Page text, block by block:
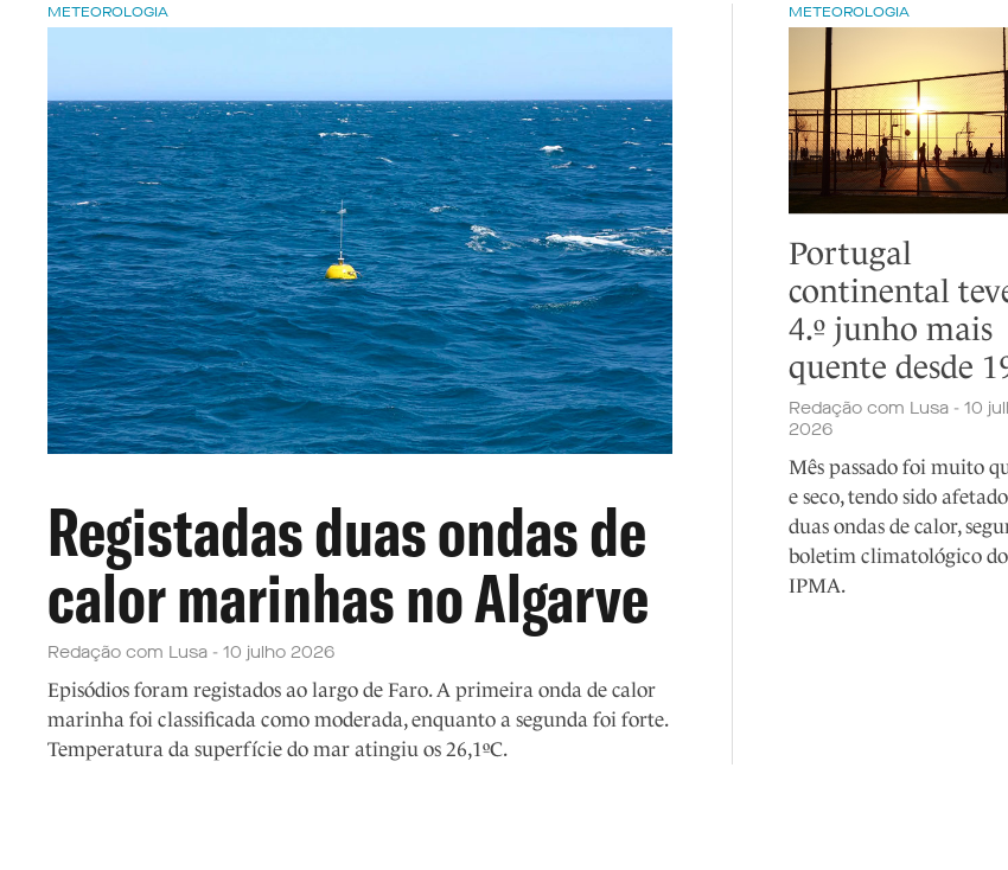
METEOROLOGIA
Registadas duas ondas de
calor marinhas no Algarve
Redação com Lusa - 10 julho 2026
Episódios foram registados ao largo de Faro. A primeira onda de calor
marinha foi classificada como moderada, enquanto a segunda foi forte.
Temperatura da superfície do mar atingiu os 26,1ºC.
METEOROLOGIA
Portugal
continental
4.º junho mais
quente desde
Redação com Lusa - 10
2026
Mês passado foi muito
e seco, tendo sido
duas ondas de calor,
boletim climatológico do
IPMA.